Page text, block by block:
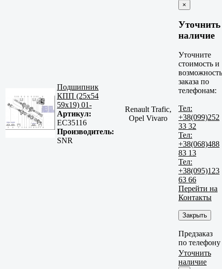
Подшипник
КПП (25x54
59x19) 01-
Артикул:
EC35116
Производитель:
SNR
Renault Trafic,
Opel Vivaro
×
Уточнить
наличие
Уточните
стоимость и
возможность
заказа по
телефонам:
Тел:
+38(099)252
33 32
Тел:
+38(068)488
83 13
Тел:
+38(095)123
63 66
Перейти на
Контакты
Закрыть
Предзаказ
по телефону
Уточнить
наличие